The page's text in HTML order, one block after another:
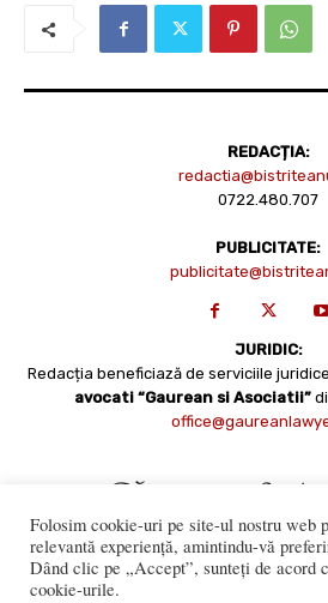
REDACȚIA:
0722.480.707
PUBLICITATE:
JURIDIC:
Redacția beneficiază de serviciile
avocati “Gaurean si Asociatii”
Folosim cookie-uri pe site-ul nostru web
relevantă experiență, amintindu-vă
Dând clic pe „Accept”, sunteți de acord
cookie-urile.